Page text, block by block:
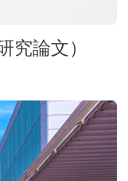
究論文）